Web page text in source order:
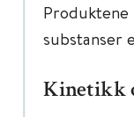
Produktene
substanser
Kinetikk